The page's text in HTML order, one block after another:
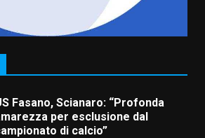
“I Contestatori: Musica di
nuovo
con “Fasano in
Fasano, Scianaro: “Profonda
per esclusione dal
di calcio”